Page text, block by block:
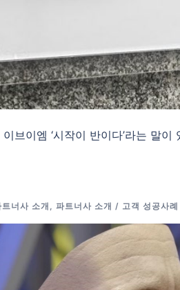
브이엠 ‘시작이 반이다’라는 말
트너사 소개 파트너사 소개 / 고객 성공사례